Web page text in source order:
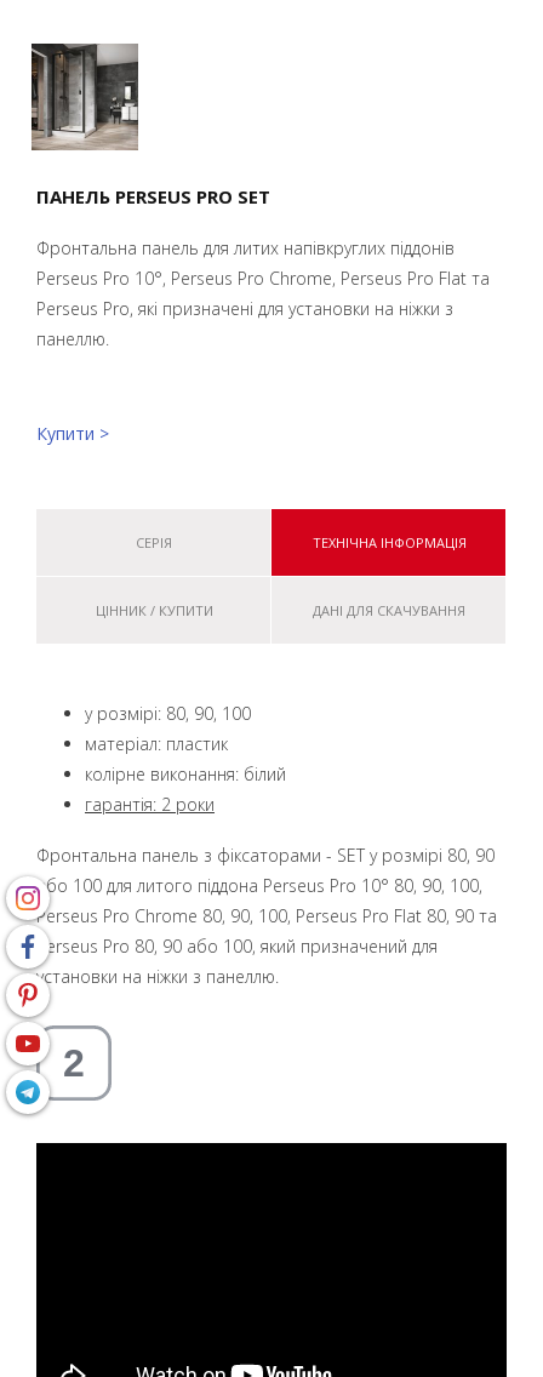
ПАНЕЛЬ PERSEUS PRO SET
Фронтальна панель для литих напівкруглих піддонів
Perseus Pro 10°, Perseus Pro Chrome, Perseus Pro Flat та
Perseus Pro, які призначені для установки на ніжки з
панеллю.
Купити >
СЕРІЯ ТЕХНІЧНА ІНФОРМАЦІЯ
ЦІННИК / КУПИТИ ДАНІ ДЛЯ СКАЧУВАННЯ
у розмірі: 80, 90, 100
матеріал: пластик
колірне виконання: білий
гарантія: 2 роки
Фронтальна панель з фіксаторами - SET у розмірі 80, 90
або 100 для литого піддона Perseus Pro 10° 80, 90, 100,
Perseus Pro Chrome 80, 90, 100, Perseus Pro Flat 80, 90 та
Perseus Pro 80, 90 або 100, який призначений для
установки на ніжки з панеллю.